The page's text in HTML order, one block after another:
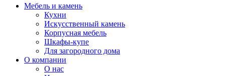
Мебель и камень
Кухни
Искусственный камень
Корпусная мебель
Шкафы-купе
Для загородного дома
О компании
О нас